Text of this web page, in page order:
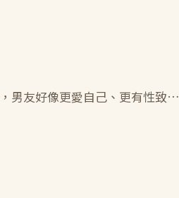
男友好像更愛自己、更有性致…